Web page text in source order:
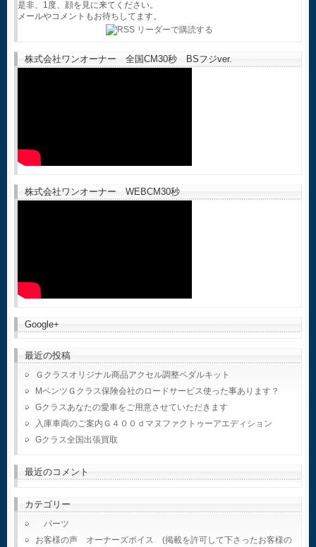
是非、1度、顔を見に来てください。
メールやコメントもお待ちしてます。
株式会社ワンオーナー 全国CM30秒 BSフジver.
株式会社ワンオーナー WEBCM30秒
Google+
最近の投稿
Ｇクラスオリジナル商品アクセル調整ペダルキット
MベンツＧクラス保険会社のロードサービス使った事あります？
Gクラスあなたの愛車をご用意させていただきます
入庫車両のご案内Ｇ４００ｄマヌファクトゥーアエディション
Gクラス全国出張買取
最近のコメント
カテゴリー
パーツ
お客様の声 オーナーズボイス (掲載を許可して下さったお客様の